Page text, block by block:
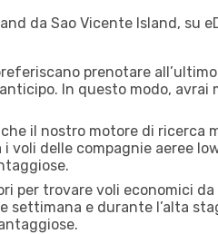
da Sao Vicente Island, su
prenotare
In questo modo,
il nostro motore di ricerca
voli delle compagnie aeree
per trovare voli economici
settimana e durante l’alta